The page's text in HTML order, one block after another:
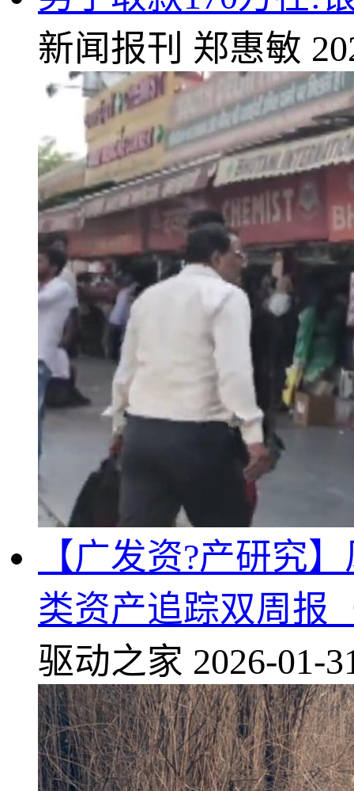
新闻报刊 郑惠敏
【广发资?产研究
类资产追踪双周报
驱动之家 2026-01-